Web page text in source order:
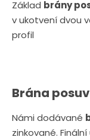
Základ brány
v ukotvení dvou
profil
Brána
Námi dodávané
zinkované.